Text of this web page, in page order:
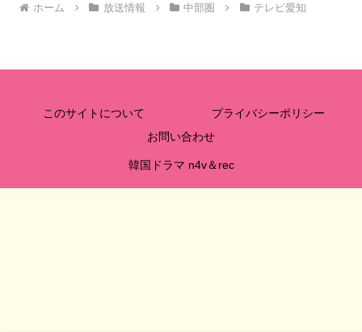
ホーム 放送情報 中部圏 テレビ愛知
このサイトについて
プライバシーポリシー
お問い合わせ
韓国ドラマ n4v＆rec